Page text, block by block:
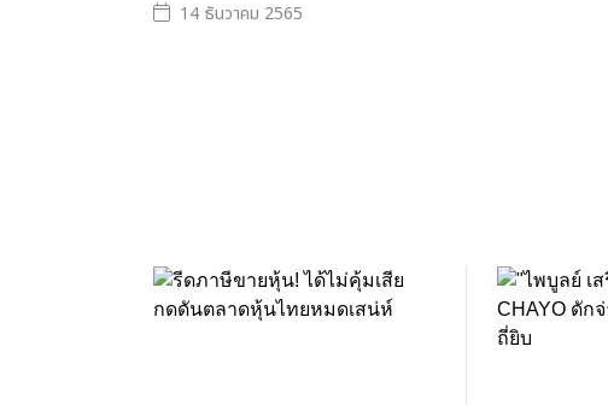
14 ธันวาคม 2565